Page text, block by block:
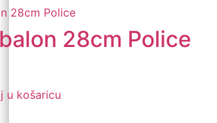
28cm Police
u košaricu